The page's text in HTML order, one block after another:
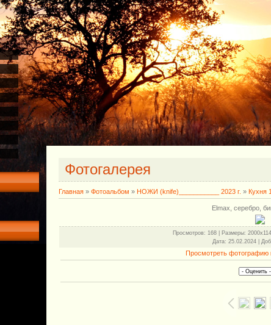
Фотогалерея
Главная » Фотоальбом » НОЖИ (knife)___________ 2023 г. » Кухня
Elmax, серебро,
Просмотров: 168 | Размеры:
Дата: 25.02.2024 |
Просмотреть фотографию